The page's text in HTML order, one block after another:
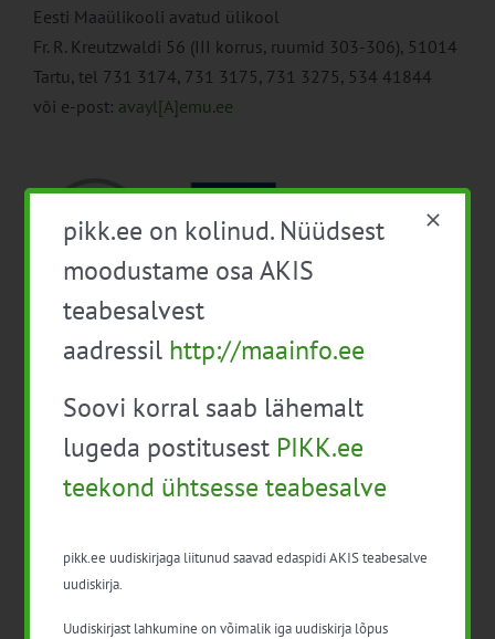
Eesti Maaülikooli avatud ülikool
Fr. R. Kreutzwaldi 56 (III korrus, ruumid 303-306), 51014
Tartu, tel 731 3174, 731 3175, 731 3275, 534 41844
või e-post: avayl[A]emu.ee
Lisa kalendrisse
pikk.ee on kolinud. Nüüdsest
moodustame osa AKIS
teabesalvest
aadressil http://maainfo.ee
Soovi korral saab lähemalt
lugeda postitusest PIKK.ee
teekond ühtsesse teabesalve
pikk.ee uudiskirjaga liitunud saavad edaspidi AKIS teabesalve
uudiskirja.
Uudiskirjast lahkumine on võimalik iga uudiskirja lõpus